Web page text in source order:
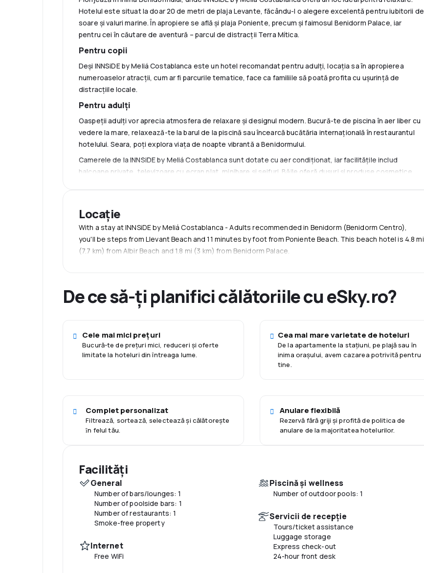
Hotelul este situat la doar 20 de metri de plaja Levante, făcându-l o alegere excelentă pentru iubitorii de
soare și valuri marine. În apropiere se află și plaja Poniente, precum și faimosul Benidorm Palace, iar
pentru cei în căutare de aventură – parcul de distracții Terra Mítica.
Pentru copii
Deși INNSiDE by Meliá Costablanca este un hotel recomandat pentru adulți, locația sa în apropierea
numeroaselor atracții, cum ar fi parcurile tematice, face ca familiile să poată profita cu ușurință de
distracțiile locale.
Pentru adulți
Oaspeții adulți vor aprecia atmosfera de relaxare și designul modern. Bucură-te de piscina în aer liber cu
vedere la mare, relaxează-te la barul de la piscină sau încearcă bucătăria internațională în restaurantul
hotelului. Seara, poți explora viața de noapte vibrantă a Benidormului.
Camerele de la INNSiDE by Meliá Costablanca sunt dotate cu aer condiționat, iar facilitățile includ
balcoane private, televizoare cu ecran plat, minibare și seifuri. Băile oferă dușuri și produse cosmetice
INNSiDE by Meliá Costablanca este locul unde confortul se întâlnește cu comoditatea. Profită de
opțiunile de închiriere de mașini sau shuttle bus pentru a ajunge cu ușurință la atracțiile din apropiere.
Personalul prietenos, care vorbește mai multe limbi, este întotdeauna gata să te ajute. Bucură-te de un
sejur care îmbină liniștea cu ritmul palpitant al Benidormului.
Locație
With a stay at INNSiDE by Meliá Costablanca - Adults recommended in Benidorm (Benidorm Centro),
you'll be steps from Llevant Beach and 11 minutes by foot from Poniente Beach. This beach hotel is 4.8 mi
(7.7 km) from Albir Beach and 1.8 mi (3 km) from Benidorm Palace.
De ce să-ți planifici călătoriile cu eSky.ro?
Cele mai mici prețuri
Bucură-te de prețuri mici, reduceri și oferte
limitate la hoteluri din întreaga lume.
Cea mai mare varietate de hoteluri
De la apartamente la staţiuni, pe plajă sau în
inima orașului, avem cazarea potrivită pentru
tine.
Complet personalizat
Filtrează, sortează, selectează și călătoreşte
ȋn felul tău.
Anulare flexibilă
Rezervă fără griji și profită de politica de
anulare de la majoritatea hotelurilor.
Facilități
General
Number of bars/lounges: 1
Number of poolside bars: 1
Number of restaurants: 1
Smoke-free property
Internet
Free WiFi
Piscină și wellness
Number of outdoor pools: 1
Servicii de recepție
Tours/ticket assistance
Luggage storage
Express check-out
24-hour front desk